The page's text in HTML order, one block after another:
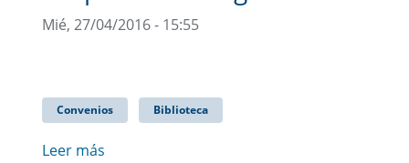
Mié, 27/04/2016 - 15:55
Convenios Biblioteca
Leer más